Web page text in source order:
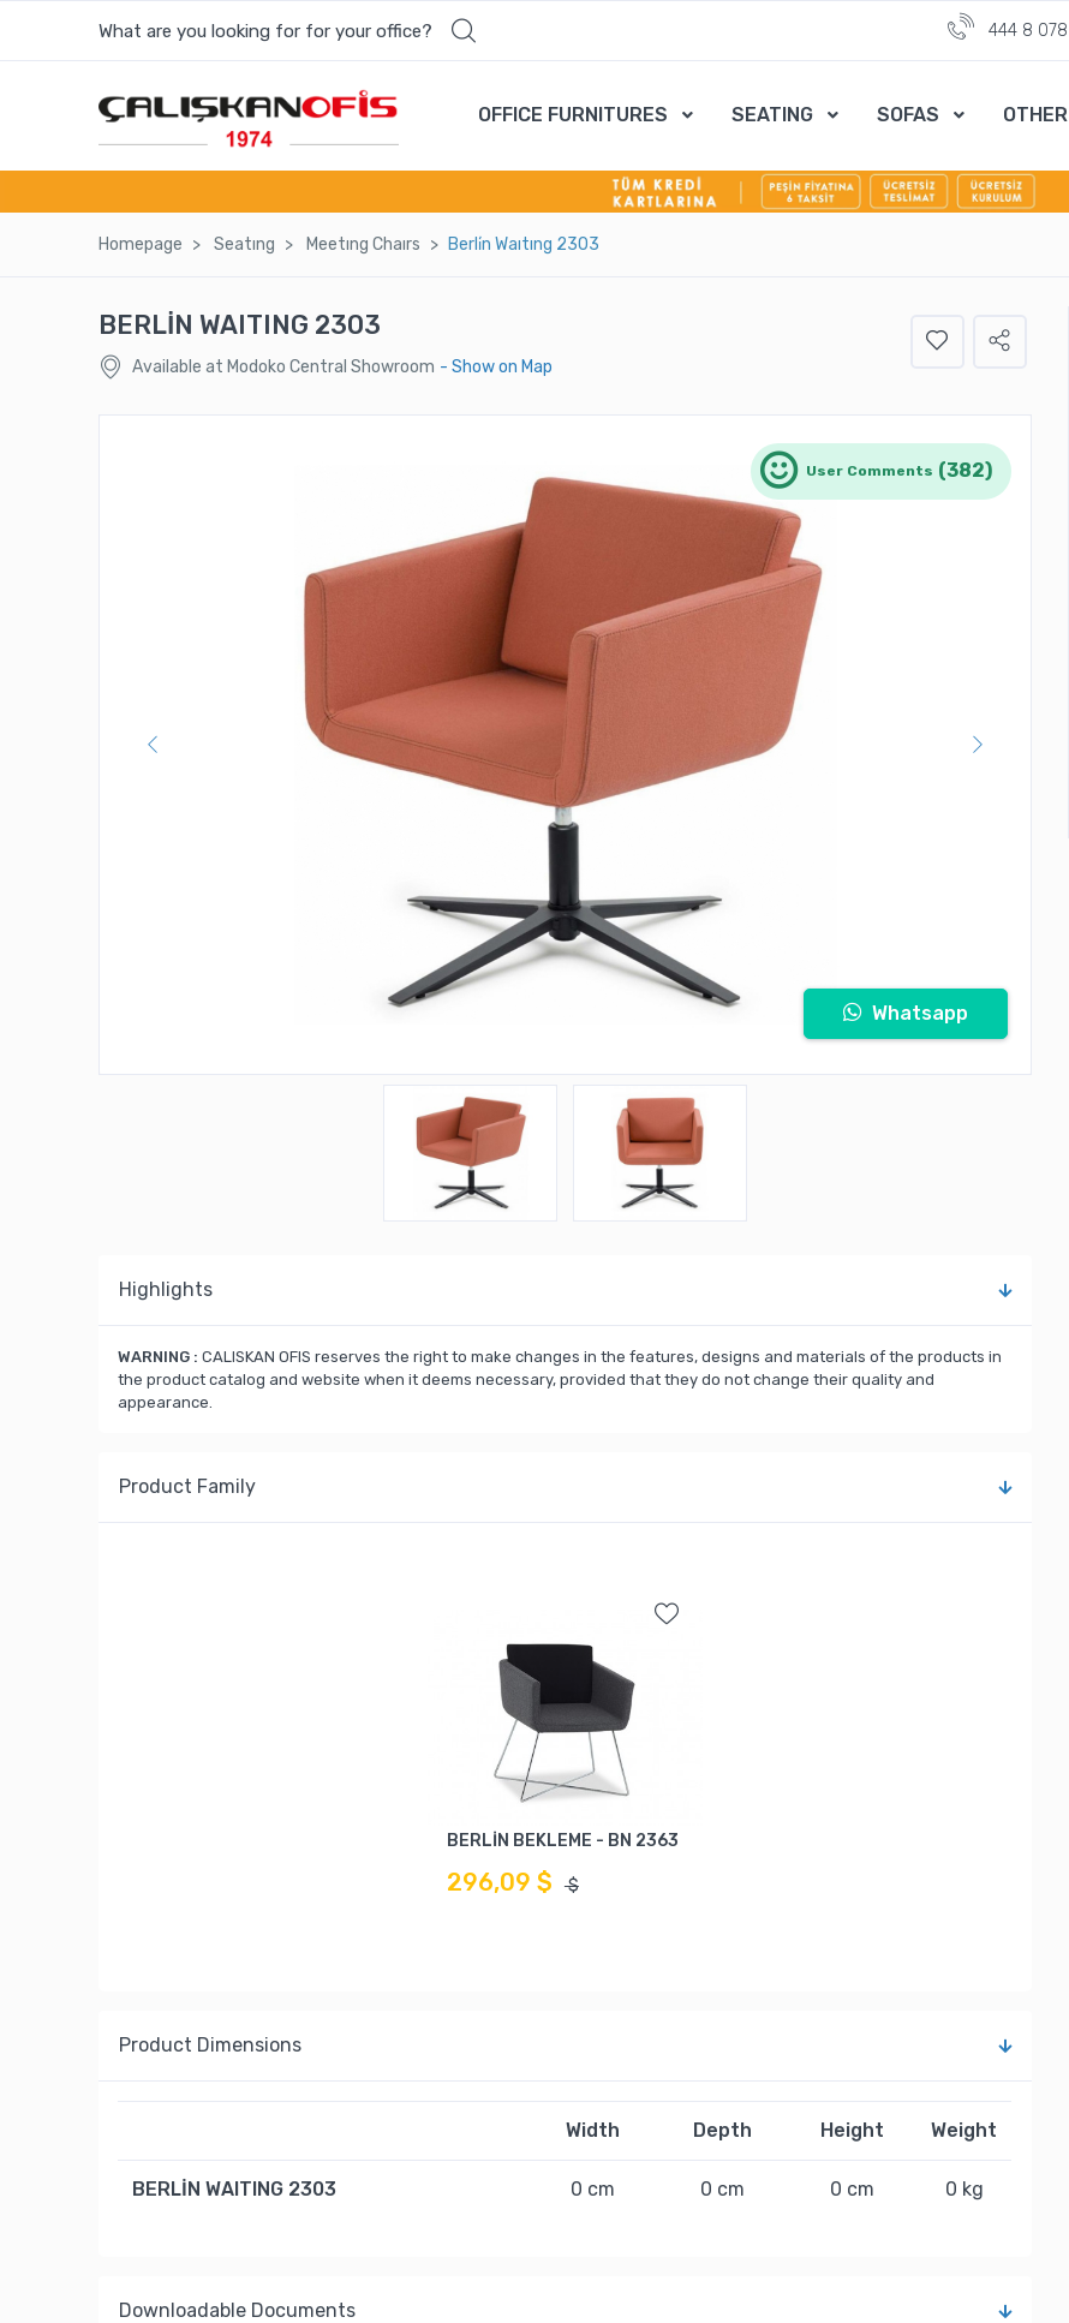
What are you looking for for your office? 444 8 078
OFFICE FURNITURES SEATING SOFAS OTHER
Homepage Seatıng Meetıng Chaırs Berli̇n Waıtıng 2303
BERLİN WAITING 2303
Available at Modoko Central Showroom - Show on Map
User Comments (382)
Whatsapp
Highlights
WARNING : CALISKAN OFIS reserves the right to make changes in the features, designs and materials of the products in
the product catalog and website when it deems necessary, provided that they do not change their quality and
appearance.
Product Family
BERLİN BEKLEME - BN 2363
296,09 $ $
Product Dimensions
Width Depth Height Weight
BERLİN WAITING 2303 0 cm 0 cm 0 cm 0 kg
Downloadable Documents